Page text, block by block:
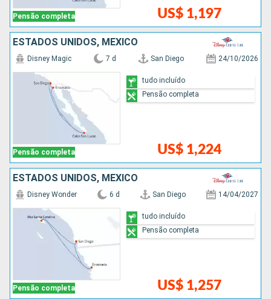
Pensão completa US$ 1,197
ESTADOS UNIDOS, MÉXICO
Pensão completa
Disney Magic 7 d San Diego 24/10/2026
US$ 1,224
tudo incluído
Pensão completa
ESTADOS UNIDOS, MÉXICO
Pensão completa
Disney Wonder 6 d San Diego 14/04/2027
US$ 1,257
tudo incluído
Pensão completa